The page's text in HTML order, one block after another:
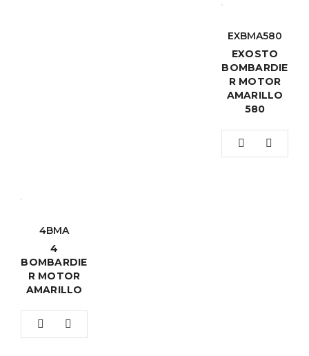
EXBMA580
EXOSTO
BOMBARDIE
R MOTOR
AMARILLO
580
4BMA
4
BOMBARDIE
R MOTOR
AMARILLO